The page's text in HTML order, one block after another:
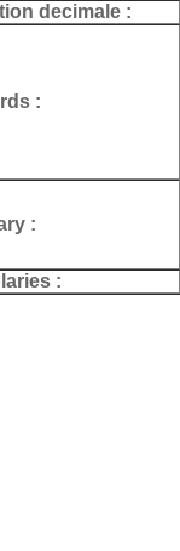
decimale :
:
:
: